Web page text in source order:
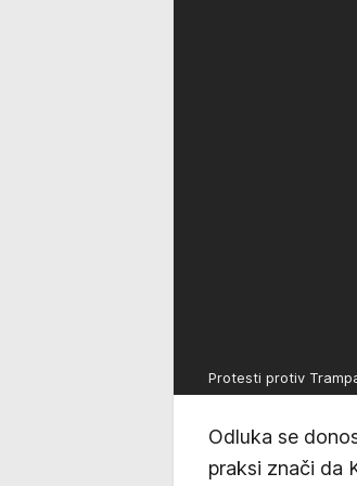
Protesti protiv
Odluka se
praksi znači da